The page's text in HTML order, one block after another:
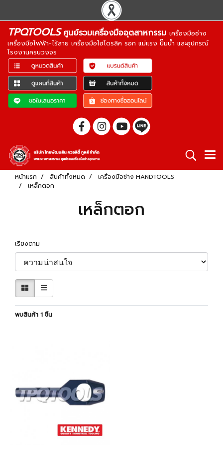
TPQTOOLSศูนย์รวมเครื่องมืออุตสาหกรรม เครื่องมือช่าง
เครื่องมือไฟฟ้า-ไร้สาย เครื่องมือไฮโดรลิค รอก แม่แรง ปั๊มน้ำ และอุปกรณ์
โรงงานครบวงจร
หน้าแรก สินค้าทั้งหมด
เครื่องมือช่าง HANDTOOLS
เหล็กตอก
เหล็กตอก
เรียงตาม
พบสินค้า 1 ชิ้น